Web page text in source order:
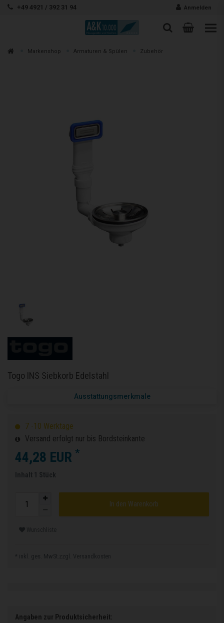
Zum Inhalt springen
+49 4921 / 392 31 94 Anmelden
Suche
Zur Markenshop Armaturen & Spülen Zubehör
Togo INS Siebkorb Edelstahl
Ausstattungsmerkmale
7 -10 Werktage
Versand erfolgt nur bis Bordsteinkante
44,28 EUR *
Inhalt 1 Stück
In den Warenkorb
Wunschliste
* inkl. ges. MwSt.zzgl. Versandkosten
Angaben zur Produktsicherheit: